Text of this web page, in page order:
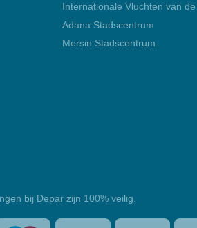
Internationale Vluchten van
Adana Stadscentrum
Mersin Stadscentrum
bij Depar zijn 100% veilig.